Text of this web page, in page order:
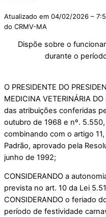
Atualizado em 04/02/2026 –
do CRMV-MA
Dispõe sobre o
durante o
O PRESIDENTE DO
MEDICINA VETERINÁRIA
das atribuições conferidas
outubro de 1968 e nº.
combinando com o artigo
Padrão, aprovado pela
junho de 1992;
CONSIDERANDO a
prevista no art. 10 da Lei
CONSIDERANDO o feriado
período de festividade